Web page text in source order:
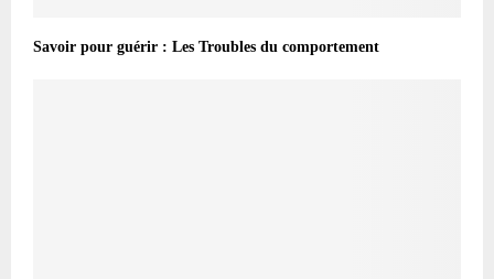
Savoir pour guérir : Les Troubles du comportement